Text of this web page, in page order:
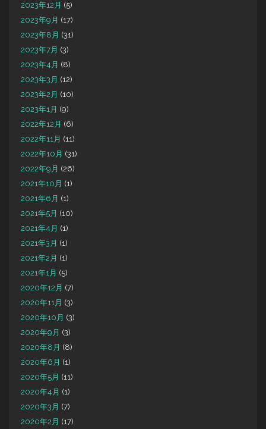
2023年12月 (5)
2023年9月 (17)
2023年8月 (31)
2023年7月 (3)
2023年4月 (8)
2023年3月 (12)
2023年2月 (10)
2023年1月 (9)
2022年12月 (6)
2022年11月 (11)
2022年10月 (31)
2022年9月 (26)
2021年10月 (1)
2021年6月 (1)
2021年5月 (10)
2021年4月 (1)
2021年3月 (1)
2021年2月 (1)
2021年1月 (5)
2020年12月 (7)
2020年11月 (3)
2020年10月 (3)
2020年9月 (3)
2020年8月 (8)
2020年6月 (1)
2020年5月 (11)
2020年4月 (1)
2020年3月 (7)
2020年2月 (17)